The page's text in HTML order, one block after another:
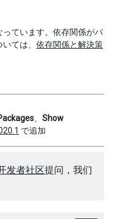
ています。依存関係がパ
ては、 依存関係と解決策
Show
で追加
发者社区提问，我们